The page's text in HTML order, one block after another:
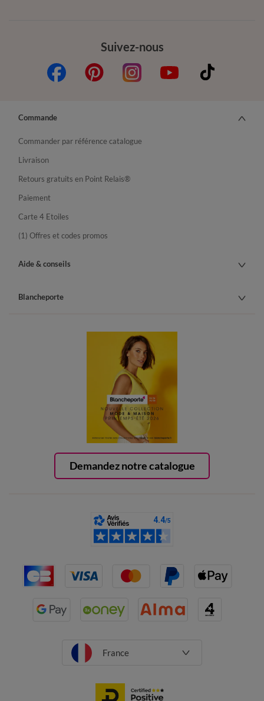
Suivez-nous
Demandez notre catalogue
Commande
Commander par référence catalogue
Livraison
Retours gratuits en Point Relais®
Paiement
Carte 4 Etoiles
(1) Offres et codes promos
Aide & conseils
Blancheporte
France